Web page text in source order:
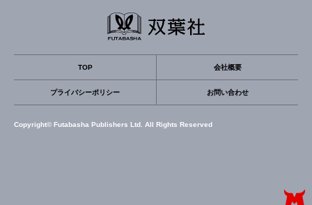
TOP 会社概要
プライバシーポリシー お問い合わせ
Copyright© Futabasha Publishers Ltd. All Rights Reserved